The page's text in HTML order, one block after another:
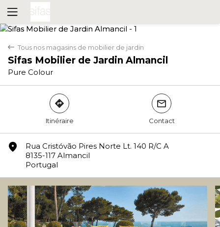
back Tous nos magasins de mobilier de jardin
Sifas Mobilier de Jardin Almancil
Pure Colour
Oui Non
direction
Itinéraire
mail
Contact
marker
Rua Cristóvão Pires Norte Lt. 140 R/C A
8135-117 Almancil
Portugal